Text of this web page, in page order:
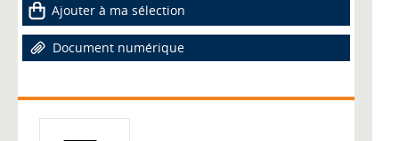
Ajouter à ma sélection
Document numérique